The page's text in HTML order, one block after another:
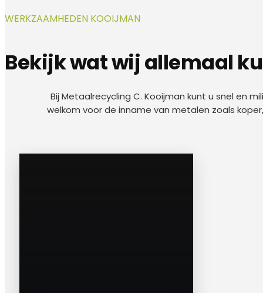
WERKZAAMHEDEN KOOIJMAN
Bekijk wat wij allemaal
Bij Metaalrecycling C. Kooijman kunt u snel en
welkom voor de inname van metalen zoals